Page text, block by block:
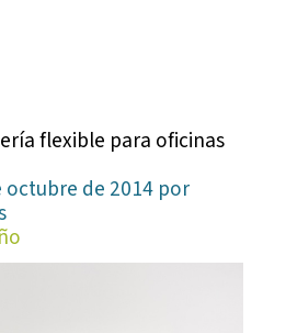
flexible para oficinas
octubre de 2014 por